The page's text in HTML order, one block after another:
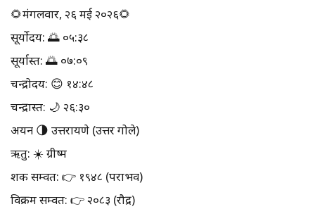
🌻मंगलवार, २६ मई २०२६🌻
सूर्योदय: 🌅 ०५:३८
सूर्यास्त: 🌅 ०७:०९
चन्द्रोदय: 😊 १४:४८
चन्द्रास्त: 🌙 २६:३०
अयन 🌗 उत्तरायणे (उत्तर गोले)
ऋतु: ☀️ ग्रीष्म
शक सम्वत: 👉 १९४८ (पराभव)
विक्रम सम्वत: 👉 २०८३ (रौद्र)